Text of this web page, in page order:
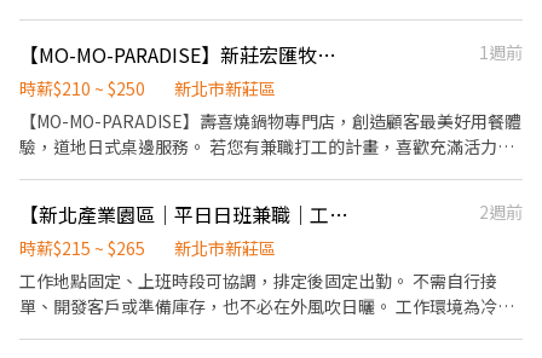
【MO-MO-PARADISE】新莊宏匯牧場-外場兼職(中班,晚班)C29
1週前
時薪$210 ~ $250
新北市新莊區
【MO-MO-PARADISE】壽喜燒鍋物專門店，創造顧客最美好用餐體
驗，道地日式桌邊服務。 若您有兼職打工的計畫，喜歡充滿活力的
店內環境、座位區清潔整理 4. 收銀結帳，開店前準備及閉店整理作
業 5. 完成主管交付工作 ✅工作時段 中班：12:00~22:00 晚班：
17:00~22:00或22:30、18:00~22:00或22:30 (排班區間另安排休息時
間，週六、週日有一天可排班者尤佳。) ※彈性排班可討論喔。週六
【新北產業園區｜平日日班兼職｜工廠直接招募】
2週前
時薪$215 ~ $265
新北市新莊區
工作地點固定、上班時段可協調，排定後固定出勤。 不需自行接
單、開發客戶或準備庫存，也不必在外風吹日曬。 工作環境為冷氣